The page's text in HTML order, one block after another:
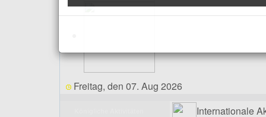
Freitag, den 07. Aug 2026
Internationale